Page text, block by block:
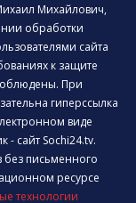
Михайлович,
обработки
сайта
к защите
При
гиперссылка
виде
- сайт Sochi24.tv.
без письменного
ресурсе
технологии